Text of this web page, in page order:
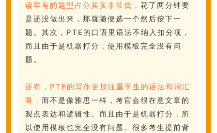
读里有的题型占分其实非常低，花了两分钟要
是还没做出来，那就随便选一个然后按下一
题。其次，PTE的口语里语法不纳入扣分项，
而且由于是机器打分，使用模板完全没有问
题。
还有，PTE的写作更加注重学生的语法和词汇
量，而不是像雅思一样，考官会很在意文章的
观点表达和逻辑性。而且由于是机器打分，所
以使用模板也完全没有问题。很多考生提前背